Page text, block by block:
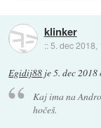
klinker
:: 5. dec 2018,
Egidij88 je5. dec
Kaj ima na
hočeš.